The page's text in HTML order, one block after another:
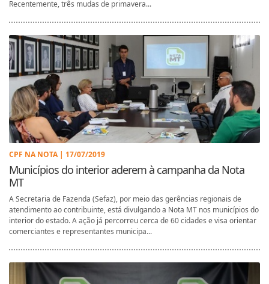
Recentemente, três mudas de primavera...
CPF NA NOTA | 17/07/2019
Municípios do interior aderem à campanha da Nota
MT
A Secretaria de Fazenda (Sefaz), por meio das gerências regionais de
atendimento ao contribuinte, está divulgando a Nota MT nos municípios do
interior do estado. A ação já percorreu cerca de 60 cidades e visa orientar
comerciantes e representantes municipa...